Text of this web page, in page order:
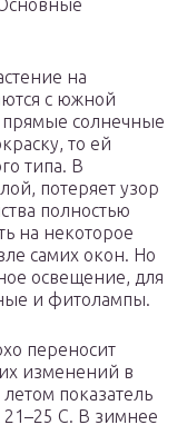
на
с южной
прямые солнечные
то ей
типа. В
потеряет узор
полностью
на некоторое
самих окон. Но
освещение, для
и фитолампы.
переносит
изменений в
показатель
21–25 С. В зимнее